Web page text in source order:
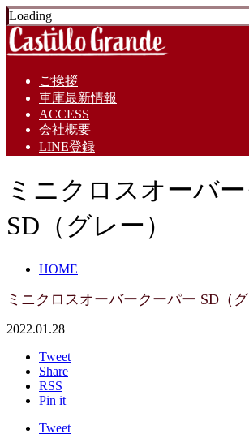
Loading
ご挨拶
車庫最新情報
ACCESS
会社概要
LINE登録
ミニクロスオーバ
SD（グレー）
HOME
ミニクロスオーバークーパー SD（グ
2022.01.28
Tweet
Share
RSS
Pin it
Tweet